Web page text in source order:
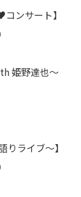
サート】
野達也～
ライブ～】